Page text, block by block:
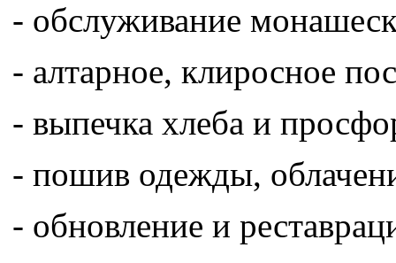
- обслуживание
- алтарное, клиросное
- выпечка хлеба и
- пошив одежды,
- обновление и